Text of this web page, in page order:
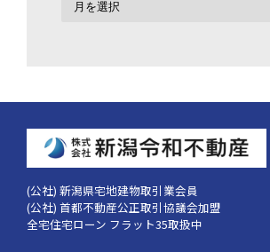
(公社) 新潟県宅地建物取引業会員
(公社) 首都不動産公正取引協議会加盟
全宅住宅ローン フラット35取扱中